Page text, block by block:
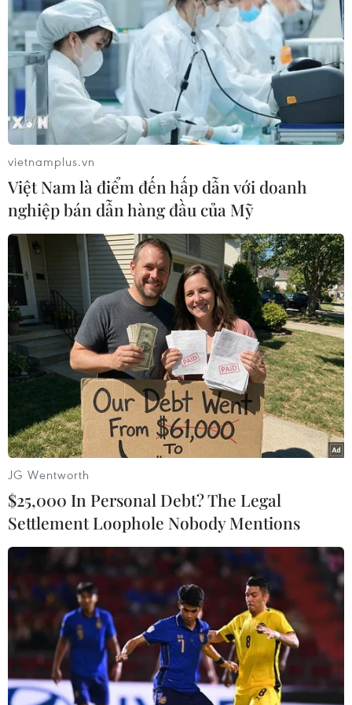
“Mua bán trái phép chất ma túy.”
Bắt đối tượng vận chuyển 2 bánh heroin từ
Hà Nội vào Cần Thơ
08/02/2015 11:31
Phòng Cảnh sát điều tra tội phạm về ma túy (PC47),
Công an thành phố Cần Thơ vừa bắt quả tang một vụ
vận chuyển 2 bánh heroin từ Hà Nội vào Cần Thơ tiêu
thụ.
vietnamplus.vn
Việt Nam là điểm đến hấp dẫn với doanh
nghiệp bán dẫn hàng đầu của Mỹ
JG Wentworth
$25,000 In Personal Debt? The Legal
Settlement Loophole Nobody Mentions